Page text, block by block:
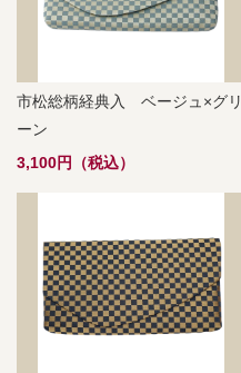
市松総柄経典入 ベージュ×グリ
ーン
3,100円（税込）